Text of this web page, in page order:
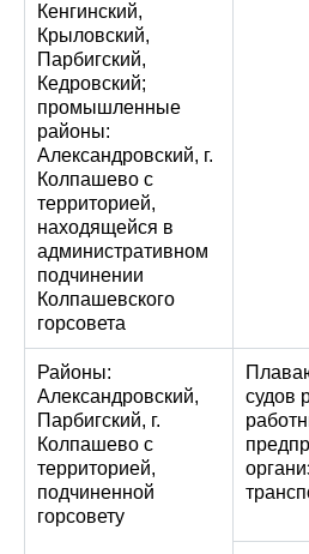
Кенгинский,
Крыловский,
Парбигский,
Кедровский;
промышленные
районы:
Александровский, г.
Колпашево с
территорией,
находящейся в
административном
подчинении
Колпашевского
горсовета
Районы:
Александровский,
Парбигский, г.
Колпашево с
территорией,
подчиненной
горсовету
судов